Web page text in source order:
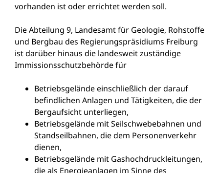
vorhanden ist oder errichtet werden soll.
Die Abteilung 9, Landesamt für Geologie, Rohstoffe
und Bergbau des Regierungspräsidiums Freiburg
ist darüber hinaus die landesweit zuständige
Immissionsschutzbehörde für
Betriebsgelände einschließlich der darauf
befindlichen Anlagen und Tätigkeiten, die der
Bergaufsicht unterliegen,
Betriebsgelände mit Seilschwebebahnen und
Standseilbahnen, die dem Personenverkehr
dienen,
Betriebsgelände mit Gashochdruckleitungen,
die als Energieanlagen im Sinne des